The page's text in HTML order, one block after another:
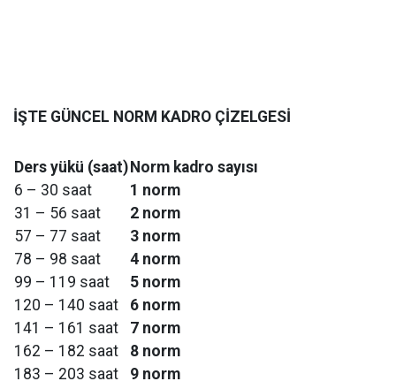
İŞTE GÜNCEL NORM KADRO ÇİZELGESİ
Ders yükü (saat) Norm kadro sayısı
6 – 30 saat
1 norm
31 – 56 saat
2 norm
57 – 77 saat
3 norm
78 – 98 saat
4 norm
99 – 119 saat
5 norm
120 – 140 saat
6 norm
141 – 161 saat
7 norm
162 – 182 saat
8 norm
183 – 203 saat
9 norm